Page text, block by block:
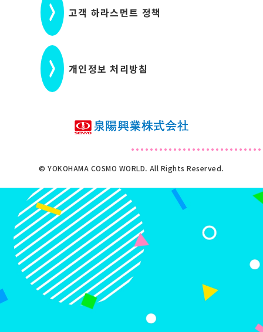
고객 하라스먼트 정책
개인정보 처리방침
© YOKOHAMA COSMO WORLD. All Rights Reserved.